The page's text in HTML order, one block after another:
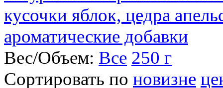
кусочки яблок, цедра
ароматические добавки
Вес/Объем: Все 250 г
Сортировать по новизне